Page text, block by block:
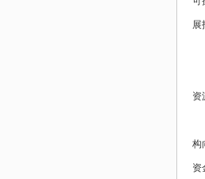
展
资
构
资